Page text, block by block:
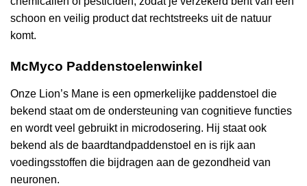
schoon en veilig product dat rechtstreeks uit de natuur
komt.
McMyco Paddenstoelenwinkel
Onze Lion’s Mane is een opmerkelijke paddenstoel die
bekend staat om de ondersteuning van cognitieve functies
en wordt veel gebruikt in microdosering. Hij staat ook
bekend als de baardtandpaddenstoel en is rijk aan
voedingsstoffen die bijdragen aan de gezondheid van
neuronen.